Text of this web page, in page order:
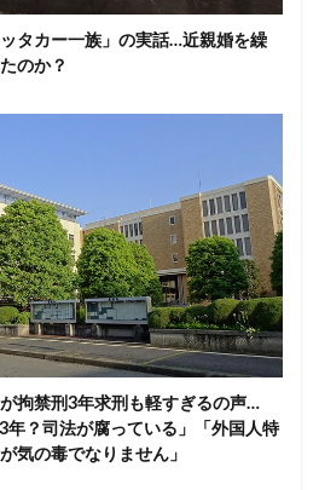
タカー一族」の実話…近親婚を繰
のか？
拘禁刑3年求刑も軽すぎるの声…
年？司法が腐っている」「外国人特
気の毒でなりません」